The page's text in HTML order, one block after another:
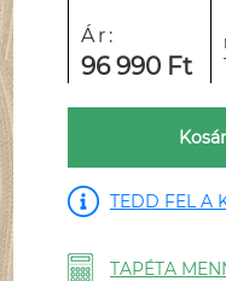
Ár:
96 990 Ft
TEDD FEL A
TAPÉTA